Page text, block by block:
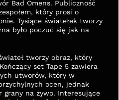
Bad Omens. Publiczność
który prosi o
Tysiące światełek tworzy
było poczuć się jak na
tworzy obraz, który
set Tape 5 zawiera
utworów, który w
ocen, jednak
na żywo. Interesujące